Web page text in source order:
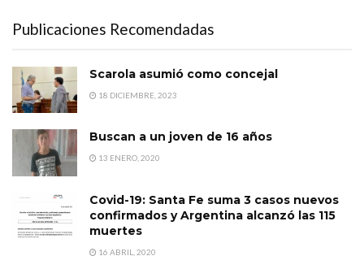
Publicaciones Recomendadas
Scarola asumió como concejal
18 DICIEMBRE, 2023
Buscan a un joven de 16 años
13 ENERO, 2020
Covid-19: Santa Fe suma 3 casos nuevos
confirmados y Argentina alcanzó las 115
muertes
16 ABRIL, 2020